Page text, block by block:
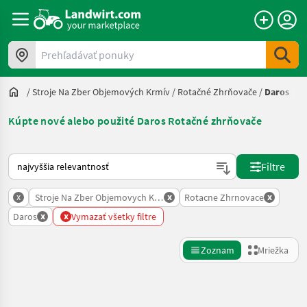
Prehľadávať ponuky
/Stroje Na Zber Objemových Krmív / Rotačné Zhrňovače / Daros
Kúpte nové alebo použité Daros Rotačné zhrňovače
Takto sa vykonáva triedenie na Landwirt.com
Filtre
x Stroje Na Zber Objemovych Krmiv
x Rotacne Zhrnovace x
Daros x x Vymazať všetky filtre
Zoznam Mriežka